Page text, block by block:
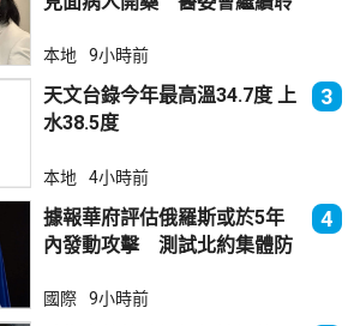
本地 9小時前
天文台錄今年最高溫34.7度 上
水38.5度
3
本地 4小時前
據報華府評估俄羅斯或於5年
內發動攻擊 測試北約集體防
4
國際 9小時前